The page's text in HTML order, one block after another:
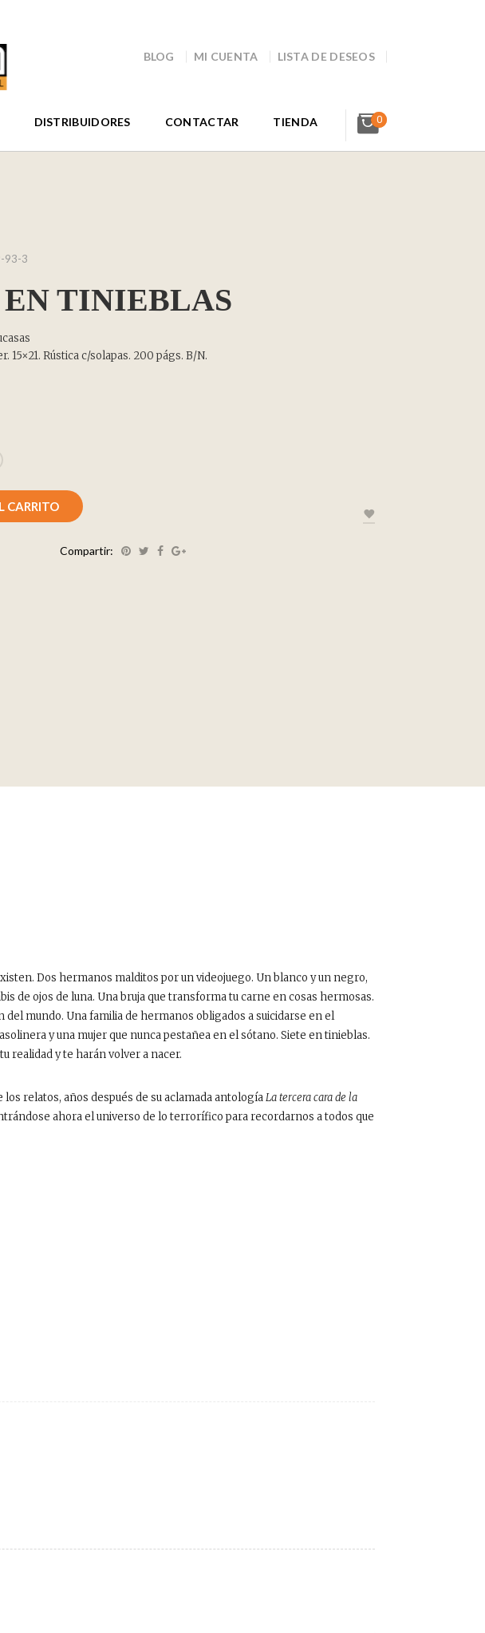
BLOG MI CUENTA LISTA DE DESEOS
DISTRIBUIDORES CONTACTAR TIENDA 0
93-3
TINIEBLAS
15×21. Rústica c/solapas. 200 págs. B/N.
CARRITO
Compartir:
Dos hermanos malditos por un videojuego. Un blanco y un negro,
de ojos de luna. Una bruja que transforma tu carne en cosas hermosas.
mundo. Una familia de hermanos obligados a suicidarse en el
y una mujer que nunca pestañea en el sótano. Siete en tinieblas.
realidad y te harán volver a nacer.
relatos, años después de su aclamada antologíaLa tercera cara de la
ahora el universo de lo terrorífico para recordarnos a todos que